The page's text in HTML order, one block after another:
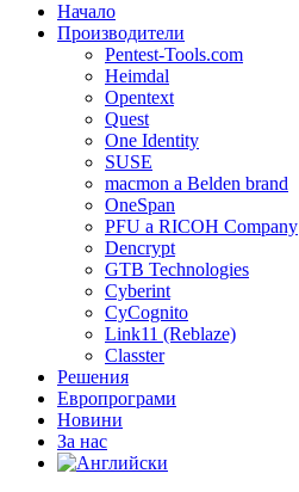
Начало
Производители
Pentest-Tools.com
Heimdal
Opentext
Quest
One Identity
SUSE
macmon a Belden brand
OneSpan
PFU a RICOH Company
Dencrypt
GTB Technologies
Cyberint
CyCognito
Link11 (Reblaze)
Classter
Решения
Европрограми
Новини
За нас